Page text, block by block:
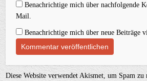
Benachrichtige mich über nachfolgende
Mail.
Benachrichtige mich über neue Beiträge
Diese Website verwendet Akismet, um Spam